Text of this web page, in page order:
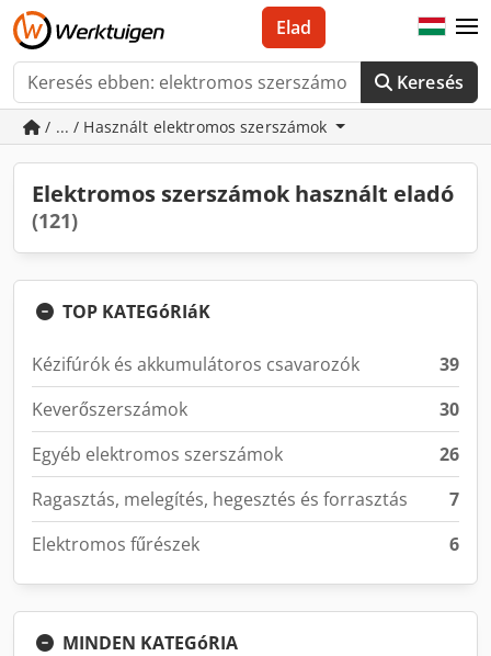
Keresés
Elad
/ ... / Használt elektromos szerszámok
Elektromos szerszámok használt eladó
(121)
TOP KATEGóRIáK
Kézifúrók és akkumulátoros csavarozók
39
Keverőszerszámok
30
Egyéb elektromos szerszámok
26
Ragasztás, melegítés, hegesztés és forrasztás
7
Elektromos fűrészek
6
MINDEN KATEGóRIA